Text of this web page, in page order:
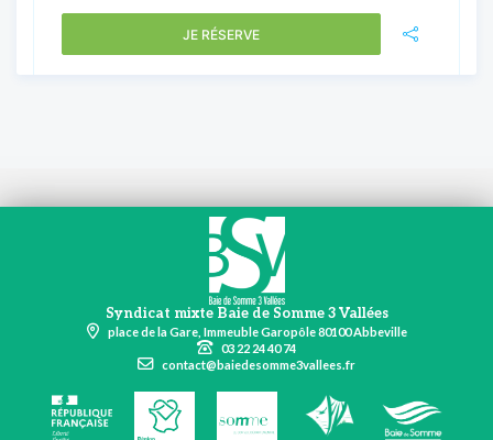
JE RÉSERVE
Syndicat mixte Baie de Somme 3 Vallées
place de la Gare, Immeuble Garopôle 80100 Abbeville
03 22 24 40 74
contact@baiedesomme3vallees.fr